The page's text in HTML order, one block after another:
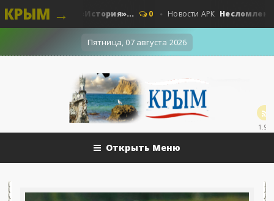
КРЫМ →
Наши - «История»... 0 Новости АРК Несломленный
Пятница, 07 августа 2026
1.9k
Открыть Меню